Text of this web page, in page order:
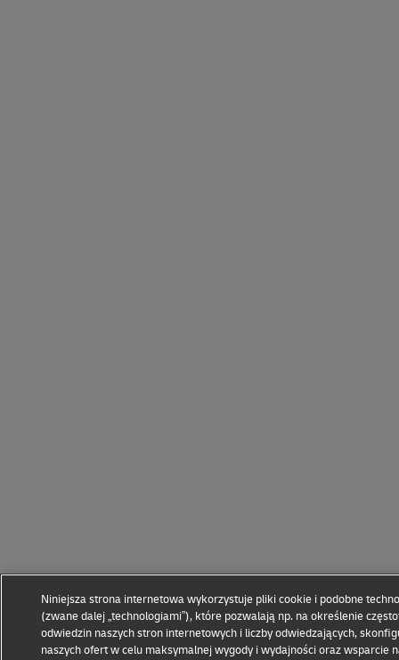
Niniejsza strona internetowa wykorzystuje pliki cookie i podobne
(zwane dalej „technologiami”), które pozwalają np. na określenie
odwiedzin naszych stron internetowych i liczby odwiedzających,
naszych ofert w celu maksymalnej wygody i wydajności oraz wsparcie